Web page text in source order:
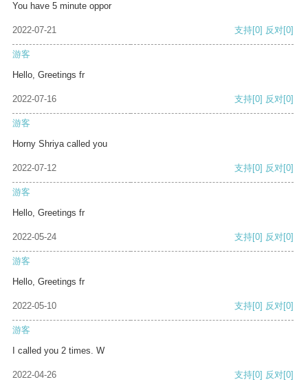
You have 5 minute oppor
2022-07-21 支持[0] 反对[0]
游客
Hello, Greetings fr
2022-07-16 支持[0] 反对[0]
游客
Horny Shriya called you
2022-07-12 支持[0] 反对[0]
游客
Hello, Greetings fr
2022-05-24 支持[0] 反对[0]
游客
Hello, Greetings fr
2022-05-10 支持[0] 反对[0]
游客
I called you 2 times. W
2022-04-26 支持[0] 反对[0]